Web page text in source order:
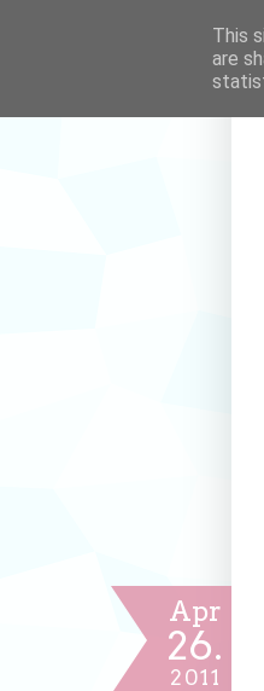
Apr
26.
2011
This
are